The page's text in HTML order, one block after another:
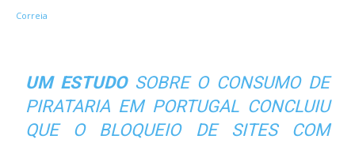
UM ESTUDOSOBRE O CONSUMO DE
PIRATARIA EM PORTUGAL CONCLUIU
QUE O BLOQUEIO DE SITES COM